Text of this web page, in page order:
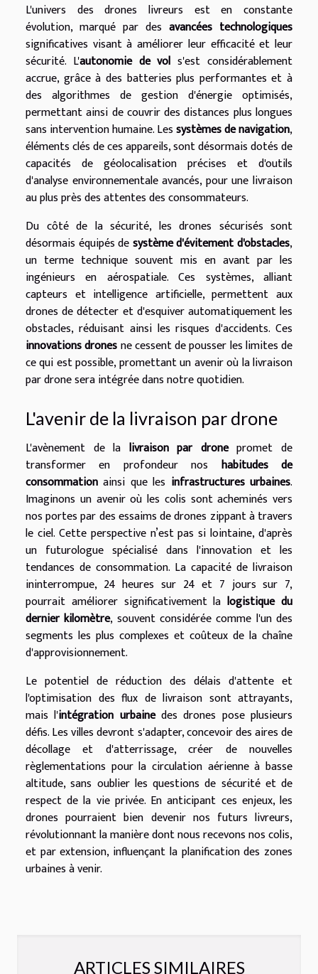
L'univers des drones livreurs est en constante
évolution, marqué par des avancées technologiques
significatives visant à améliorer leur efficacité et leur
sécurité. L'autonomie de vol s'est considérablement
accrue, grâce à des batteries plus performantes et à
des algorithmes de gestion d'énergie optimisés,
permettant ainsi de couvrir des distances plus longues
sans intervention humaine. Lessystèmes de navigation,
éléments clés de ces appareils, sont désormais dotés de
capacités de géolocalisation précises et d'outils
d'analyse environnementale avancés, pour une livraison
au plus près des attentes des consommateurs.
Du côté de la sécurité, les drones sécurisés sont
désormais équipés desystème d'évitement d'obstacles,
un terme technique souvent mis en avant par les
ingénieurs en aérospatiale. Ces systèmes, alliant
capteurs et intelligence artificielle, permettent aux
drones de détecter et d'esquiver automatiquement les
obstacles, réduisant ainsi les risques d'accidents. Ces
innovations dronesne cessent de pousser les limites de
ce qui est possible, promettant un avenir où la livraison
par drone sera intégrée dans notre quotidien.
L'avenir de la livraison par drone
L'avènement de la livraison par dronepromet de
transformer en profondeur nos habitudes de
consommation ainsi que les infrastructures urbaines.
Imaginons un avenir où les colis sont acheminés vers
nos portes par des essaims de drones zippant à travers
le ciel. Cette perspective n’est pas si lointaine, d'après
un futurologue spécialisé dans l'innovation et les
tendances de consommation. La capacité de livraison
ininterrompue, 24 heures sur 24 et 7 jours sur 7,
pourrait améliorer significativement lalogistique du
dernier kilomètre, souvent considérée comme l'un des
segments les plus complexes et coûteux de la chaîne
d'approvisionnement.
Le potentiel de réduction des délais d'attente et
l'optimisation des flux de livraison sont attrayants,
mais l'intégration urbainedes drones pose plusieurs
défis. Les villes devront s'adapter, concevoir des aires de
décollage et d'atterrissage, créer de nouvelles
règlementations pour la circulation aérienne à basse
altitude, sans oublier les questions de sécurité et de
respect de la vie privée. En anticipant ces enjeux, les
drones pourraient bien devenir nos futurs livreurs,
révolutionnant la manière dont nous recevons nos colis,
et par extension, influençant la planification des zones
urbaines à venir.
ARTICLES SIMILAIRES